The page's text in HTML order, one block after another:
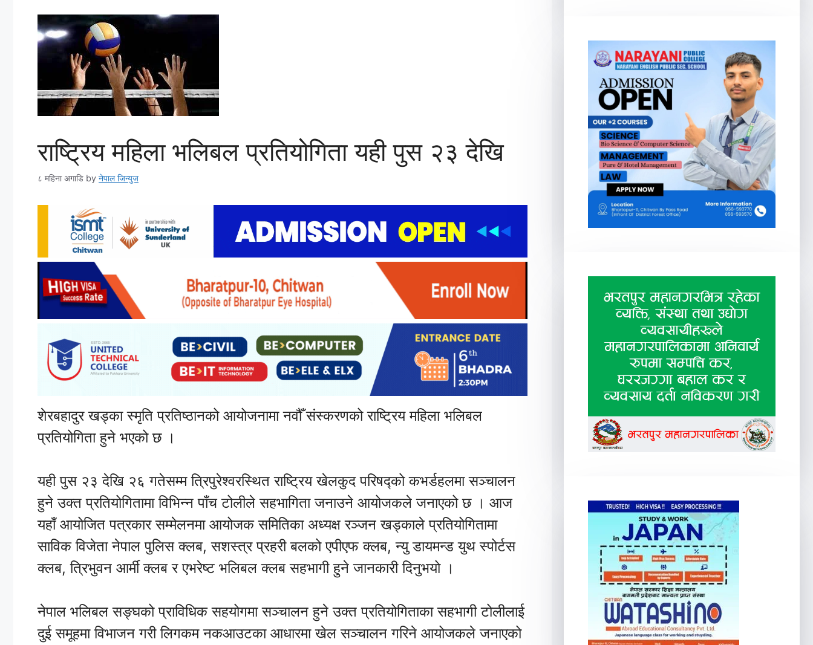
राष्ट्रिय महिला भलिबल प्रतियोगिता यही पुस २३ देखि
८ महिना अगाडि by नेपाल जिन्युज
शेरबहादुर खड्का स्मृति प्रतिष्ठानको आयोजनामा नवौँ संस्करणको राष्ट्रिय महिला भलिबल
प्रतियोगिता हुने भएको छ ।
यही पुस २३ देखि २६ गतेसम्म त्रिपुरेश्वरस्थित राष्ट्रिय खेलकुद परिषद्को कभर्डहलमा सञ्चालन
हुने उक्त प्रतियोगितामा विभिन्न पाँच टोलीले सहभागिता जनाउने आयोजकले जनाएको छ । आज
यहाँ आयोजित पत्रकार सम्मेलनमा आयोजक समितिका अध्यक्ष रञ्जन खड्काले प्रतियोगितामा
साविक विजेता नेपाल पुलिस क्लब, सशस्त्र प्रहरी बलको एपीएफ क्लब, न्यु डायमन्ड युथ स्पोर्टस
क्लब, त्रिभुवन आर्मी क्लब र एभरेष्ट भलिबल क्लब सहभागी हुने जानकारी दिनुभयो ।
नेपाल भलिबल सङ्घको प्राविधिक सहयोगमा सञ्चालन हुने उक्त प्रतियोगिताका सहभागी टोलीलाई
दुई समूहमा विभाजन गरी लिगकम नकआउटका आधारमा खेल सञ्चालन गरिने आयोजकले जनाएको